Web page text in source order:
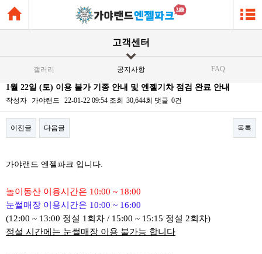
고객센터
갤러리 공지사항 FAQ
1월 22일 (토) 이용 불가 기종 안내 및 엔젤기차 점검 완료 안내
작성자 가야랜드 22-01-22 09:54 조회 30,644회 댓글 0건
이전글 다음글 목록
가야랜드 엔젤파크 입니다.
놀이동산 이용시간은 10:00 ~ 18:00
눈썰매장 이용시간은 10:00 ~ 16:00
(12:00 ~ 13:00 정설 1회차 / 15:00 ~ 15:15 정설 2회차)
정설 시간에는 눈썰매장 이용 불가능 합니다